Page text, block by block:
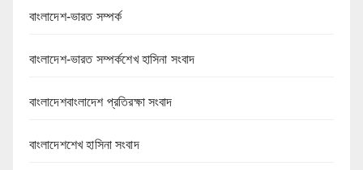
বাংলাদেশ-ভারত সম্পর্ক
বাংলাদেশ-ভারত সম্পর্কশেখ হাসিনা সংবাদ
বাংলাদেশবাংলাদেশ প্রতিরক্ষা সংবাদ
বাংলাদেশশেখ হাসিনা সংবাদ